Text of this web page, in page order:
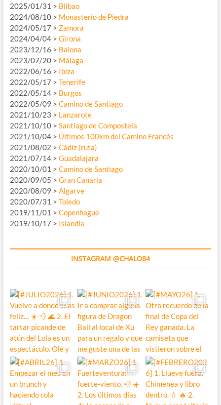
2025/01/31 > Bilbao
2024/08/10 > Monasterio de Piedra
2024/05/17 > Zamora
2024/04/04 > Girona
2023/12/16 > Baiona
2023/07/20 > Málaga
2022/06/16 > Ibiza
2022/05/17 > Tenerife
2022/05/14 > Burgos
2022/05/09 > Camino de Santiago
2021/10/23 > Lanzarote
2021/10/10 > Santiago de Compostela
2021/10/04 > Últimos 100km del Camino Francés
2021/08/02 > Cádiz (ruta)
2021/07/14 > Guadalajara
2020/10/01 > Camino de Santiago
2020/09/05 > Gran Canaria
2020/08/09 > Algarve
2020/07/31 > Toledo
2019/11/01 > Copenhague
2019/10/17 > Islandia
INSTAGRAM @CHALO84